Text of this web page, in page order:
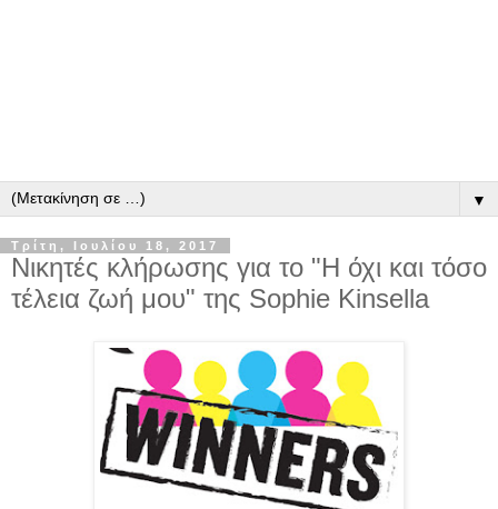
▼
Τρίτη, Ιουλίου 18, 2017
Νικητές κλήρωσης για το "Η όχι και τόσο
τέλεια ζωή μου" της Sophie Kinsella